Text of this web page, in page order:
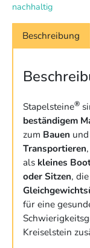
nachhaltig
Beschreibung
Stapelsteine®
beständigem
zum Bauen und
Transportieren,
als kleines
oder Sitzen,
für eine
Kreiselstein